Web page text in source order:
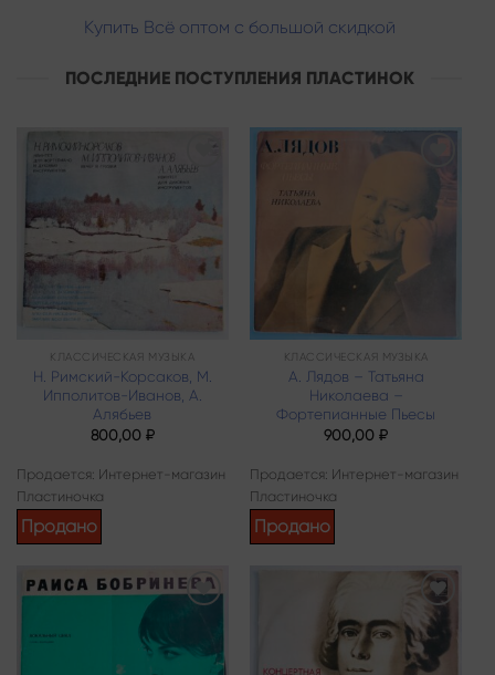
Купить Всё оптом с большой скидкой
ПОСЛЕДНИЕ ПОСТУПЛЕНИЯ ПЛАСТИНОК
Add to
wishlist
КЛАССИЧЕСКАЯ МУЗЫКА
Н. Римский-Корсаков, М.
Ипполитов-Иванов, A.
Алябьев
800,00 ₽
Продается: Интернет-магазин
Пластиночка
Продано
КЛАССИЧЕСКАЯ МУЗЫКА
А. Лядов – Татьяна
Николаева –
Фортепианные Пьесы
900,00₽
Продается: Интернет-магазин
Пластиночка
Продано
Add to
wishlist